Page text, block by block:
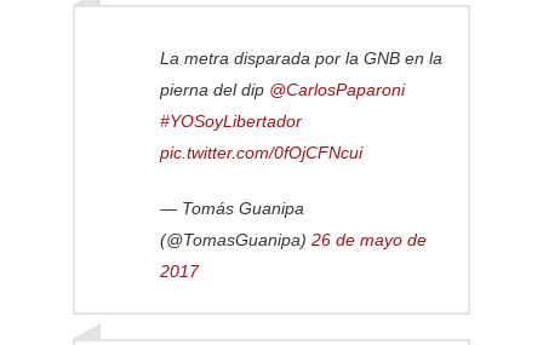
La metra disparada por la GNB en la
pierna del dip @CarlosPaparoni
#YOSoyLibertador
pic.twitter.com/0fOjCFNcui
— Tomás Guanipa
(@TomasGuanipa) 26 de mayo de
2017